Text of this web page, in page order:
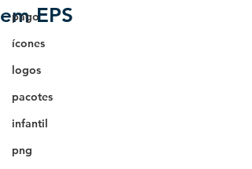
pago
ícones
logos
pacotes
infantil
png
em EPS